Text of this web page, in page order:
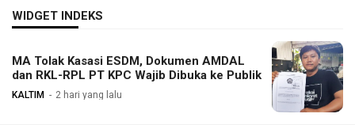
WIDGET INDEKS
MA Tolak Kasasi ESDM, Dokumen AMDAL
dan RKL-RPL PT KPC Wajib Dibuka ke Publik
KALTIM 2 hari yang lalu